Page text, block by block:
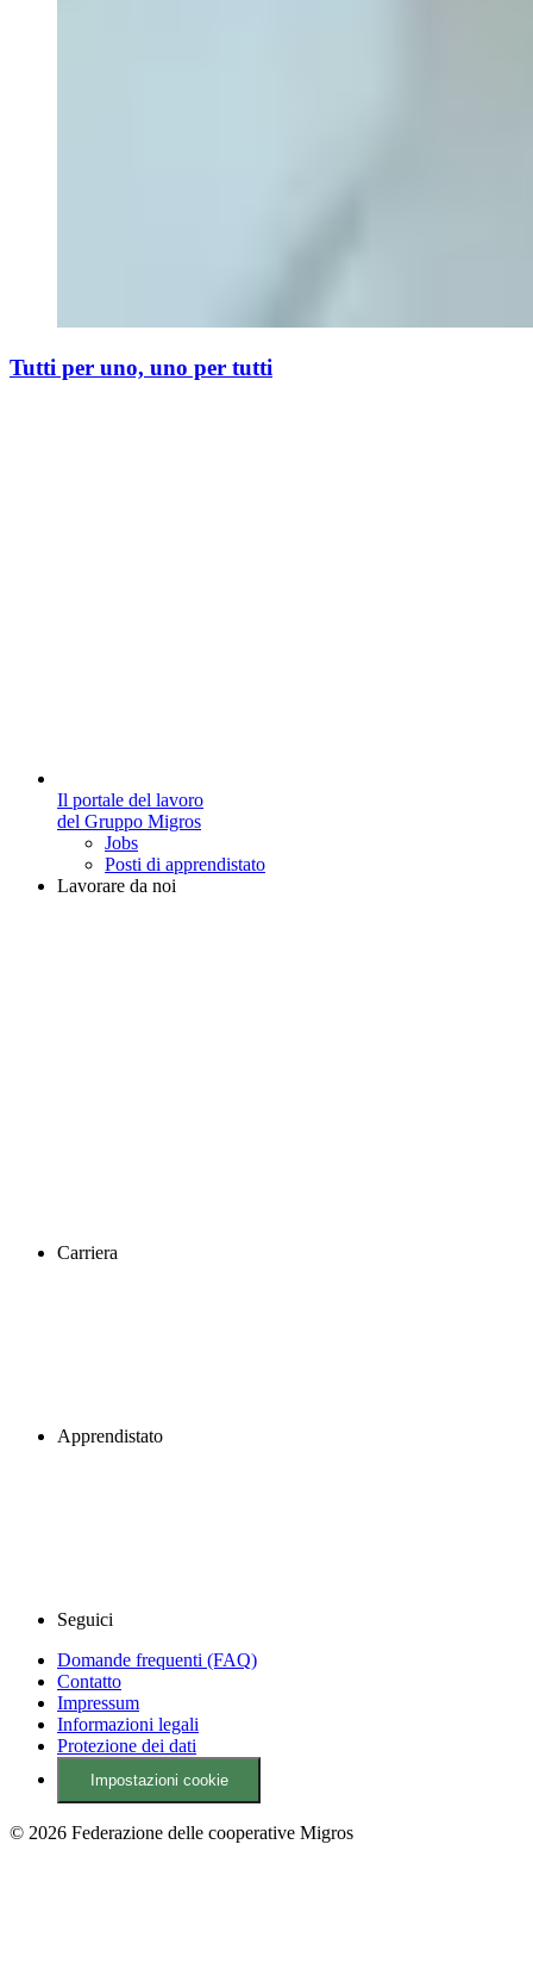
Tutti per uno, uno per tutti
Il portale del lavoro
del Gruppo Migros
Jobs
Posti di apprendistato
Lavorare da noi
Carriera
Apprendistato
Seguici
Domande frequenti (FAQ)
Contatto
Impressum
Informazioni legali
Protezione dei dati
Impostazioni cookie
© 2026 Federazione delle cooperative Migros